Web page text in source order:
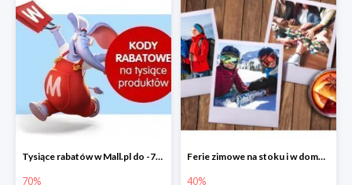
Tysiące rabatów w Mall.pl do -70%
70%
Ferie zimowe na stoku i w domu w Mall.pl do -40%
40%